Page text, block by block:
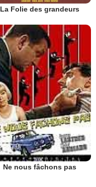
La Folie des grandeurs
Ne nous fâchons pas